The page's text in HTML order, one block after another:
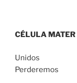
CÉLULA MATER
Unidos
Perderemos